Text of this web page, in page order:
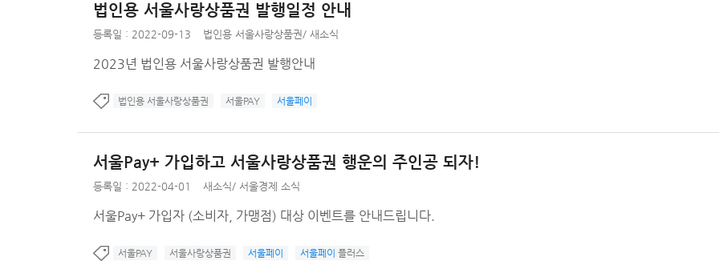
법인용 서울사랑상품권 발행일정 안내
등록일 : 2022-09-13 법인용 서울사랑상품권/ 새소식
2023년 법인용 서울사랑상품권 발행안내
법인용 서울사랑상품권 서울PAY 서울페이
서울Pay+ 가입하고 서울사랑상품권 행운의 주인공 되자!
등록일 : 2022-04-01 새소식/ 서울경제 소식
서울Pay+ 가입자 (소비자, 가맹점) 대상 이벤트를 안내드립니다.
서울PAY 서울사랑상품권 서울페이 서울페이 플러스